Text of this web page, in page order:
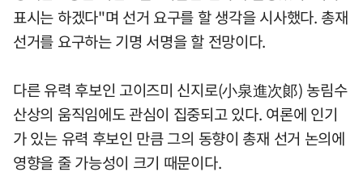
표시는 하겠다"며 선거 요구를 할 생각을 시사했다. 총재
선거를 요구하는 기명 서명을 할 전망이다.
다른 유력 후보인 고이즈미 신지로(小泉進次郞) 농림수
산상의 움직임에도 관심이 집중되고 있다. 여론에 인기
가 있는 유력 후보인 만큼 그의 동향이 총재 선거 논의에
영향을 줄 가능성이 크기 때문이다.